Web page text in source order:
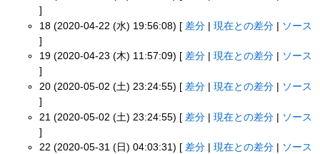
]
18 (2020-04-22 (水) 19:56:08) [ 差分 |現在との差分 | ソース
]
19 (2020-04-23 (木) 11:57:09) [ 差分 |現在との差分
ソース
]
20 (2020-05-02 (土) 23:24:55) [ 差分 |現在との差分
ソース
]
21 (2020-05-02 (土) 23:24:55) [ 差分 |現在との差分 | ソース
]
22 (2020-05-31 (日) 04:03:31) [ 差分 |現在との差分
ソース